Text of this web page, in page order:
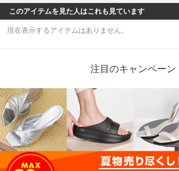
このアイテムを見た人はこれも見ています
現在表示するアイテムはありません。
注目のキャンペーン